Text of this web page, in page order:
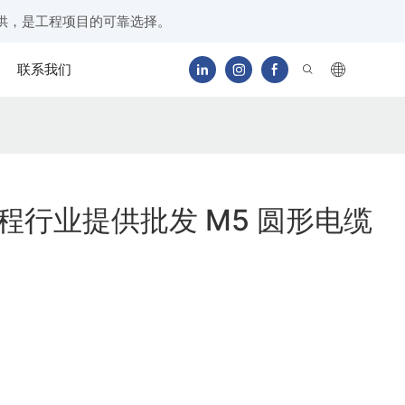
是工程项目的可靠选择。
联系我们
行业提供批发 M5 圆形电缆